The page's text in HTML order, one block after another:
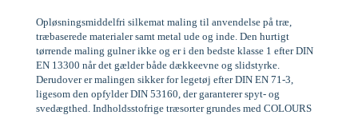
Opløsningsmiddelfri silkemat maling til anvendelse på træ,
træbaserede materialer samt metal ude og inde. Den hurtigt
tørrende maling gulner ikke og er i den bedste klasse 1 efter DIN
EN 13300 når det gælder både dækkeevne og slidstyrke.
Derudover er malingen sikker for legetøj efter DIN EN 71-3,
ligesom den opfylder DIN 53160, der garanterer spyt- og
svedægthed. Indholdsstofrige træsorter grundes med COLOURS